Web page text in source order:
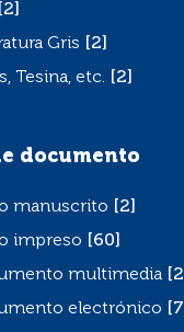
[2]
Gris Gris
[2]
etc.
Tesina, etc. [2]
documento
manuscrito
[2]
impreso
[60]
multimedia
multimedia
[2]
electrónico
electrónico [7]